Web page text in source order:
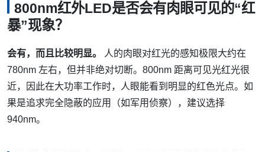
800nm红外LED是否会有肉眼可见的“红
暴”现象？
会有，而且比较明显。
人的肉眼对红光的感知极限大约在
780nm 左右，但并非绝对切断。800nm 距离可见光红光很
近，因此在大功率工作时，人眼能看到明显的红色光点。如
果是追求完全隐蔽的应用（如军用侦察），建议选择
940nm。